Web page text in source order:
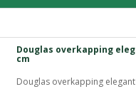
Douglas overkapping
cm
Douglas overkapping